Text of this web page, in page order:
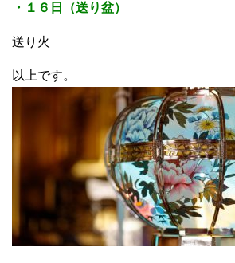
・１６日（送り盆）
送り火
以上です。